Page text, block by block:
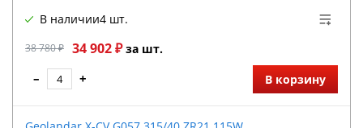
38 780 ₽ 34 902 ₽за шт.
В наличии4 шт.
– + В корзину